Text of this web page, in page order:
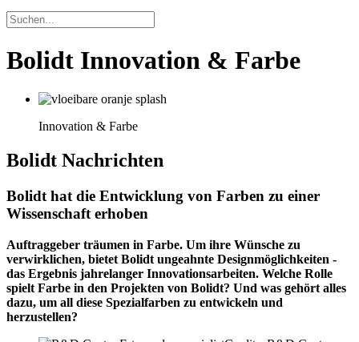
Bolidt Innovation & Farbe
Innovation & Farbe
Bolidt Nachrichten
Bolidt hat die Entwicklung von Farben zu einer
Wissenschaft erhoben
Auftraggeber träumen in Farbe. Um ihre Wünsche zu
verwirklichen, bietet Bolidt ungeahnte Designmöglichkeiten -
das Ergebnis jahrelanger Innovationsarbeiten. Welche Rolle
spielt Farbe in den Projekten von Bolidt? Und was gehört alles
dazu, um all diese Spezialfarben zu entwickeln und
herzustellen?